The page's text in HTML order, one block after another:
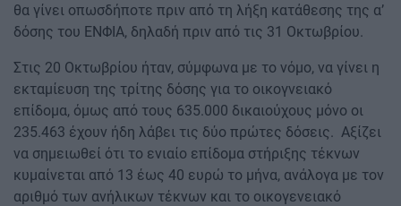
θα γίνει οπωσδήποτε πριν από τη λήξη κατάθεσης της α’
δόσης του ΕΝΦΙΑ, δηλαδή πριν από τις 31 Οκτωβρίου.
Στις 20 Οκτωβρίου ήταν, σύμφωνα με το νόμο, να γίνει η
εκταμίευση της τρίτης δόσης για το οικογνειακό
επίδομα, όμως από τους 635.000 δικαιούχους μόνο οι
235.463 έχουν ήδη λάβει τις δύο πρώτες δόσεις. Αξίζει
να σημειωθεί ότι το ενιαίο επίδομα στήριξης τέκνων
κυμαίνεται από 13 έως 40 ευρώ το μήνα, ανάλογα με τον
αριθμό των ανήλικων τέκνων και το οικογενειακό